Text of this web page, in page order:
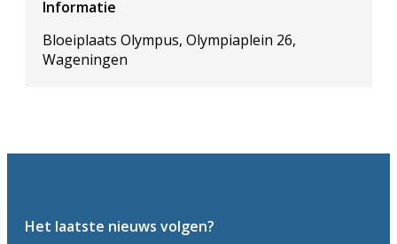
Informatie
Bloeiplaats Olympus, Olympiaplein 26,
Wageningen
Het laatste nieuws volgen?